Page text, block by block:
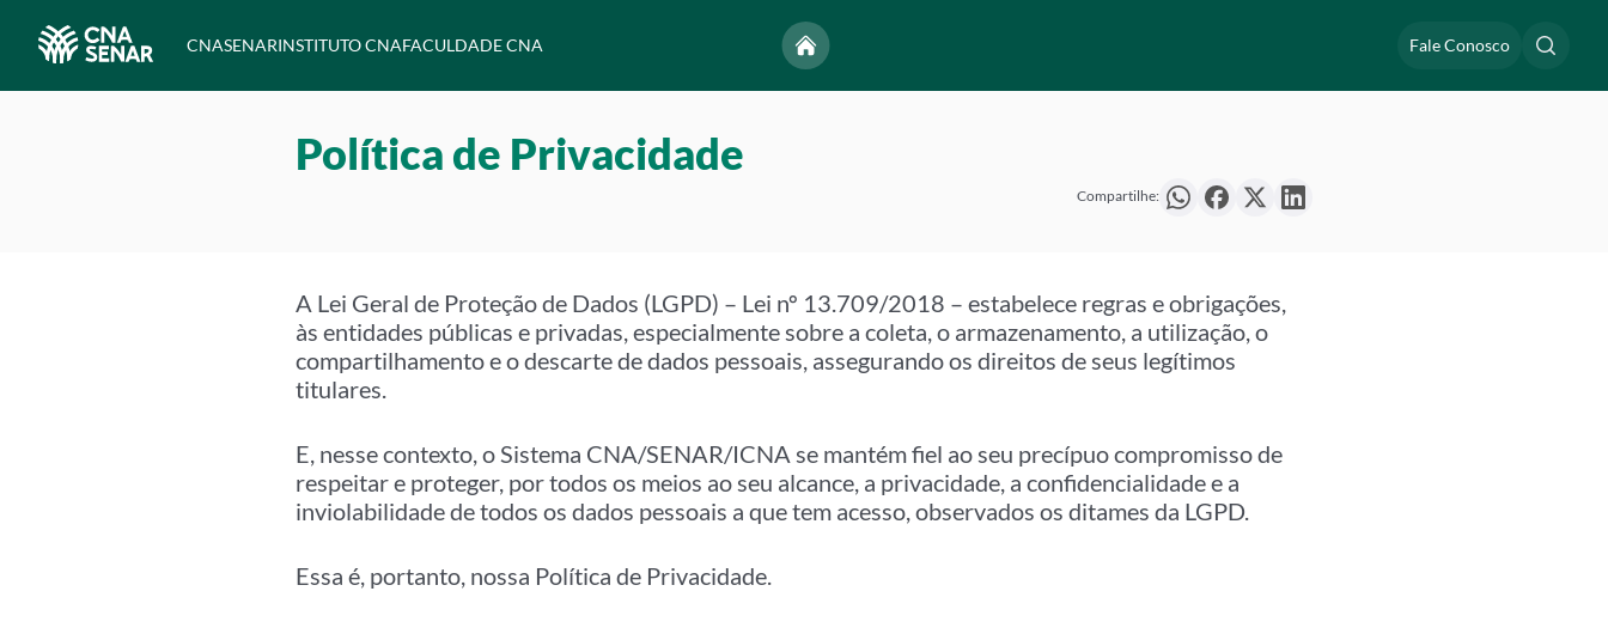
CNASENARINSTITUTO CNAFACULDADE CNA Fale Conosco
Política de Privacidade
Compartilhe:
A Lei Geral de Proteção de Dados (LGPD) – Lei nº 13.709/2018 – estabelece regras e obrigações,
às entidades públicas e privadas, especialmente sobre a coleta, o armazenamento, a utilização, o
compartilhamento e o descarte de dados pessoais, assegurando os direitos de seus legítimos
titulares.
E, nesse contexto, o Sistema CNA/SENAR/ICNA se mantém fiel ao seu precípuo compromisso de
respeitar e proteger, por todos os meios ao seu alcance, a privacidade, a confidencialidade e a
inviolabilidade de todos os dados pessoais a que tem acesso, observados os ditames da LGPD.
Essa é, portanto, nossa Política de Privacidade.